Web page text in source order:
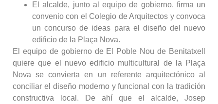
El alcalde, junto al equipo de gobierno, firma un
convenio con el Colegio de Arquitectos y convoca
un concurso de ideas para el diseño del nuevo
edificio de la Plaça Nova.
El equipo de gobierno de El Poble Nou de Benitatxell
quiere que el nuevo edificio multicultural de la Plaça
Nova se convierta en un referente arquitectónico al
conciliar el diseño moderno y funcional con la tradición
constructiva local. De ahí que el alcalde, Josep